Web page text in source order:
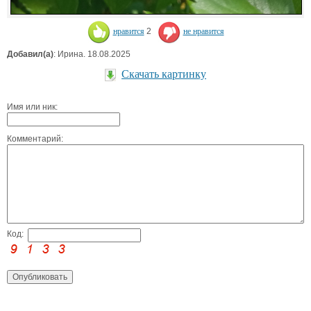
нравится 2 не нравится
Добавил(а): Ирина. 18.08.2025
Скачать картинку
Имя или ник:
Комментарий:
Код: